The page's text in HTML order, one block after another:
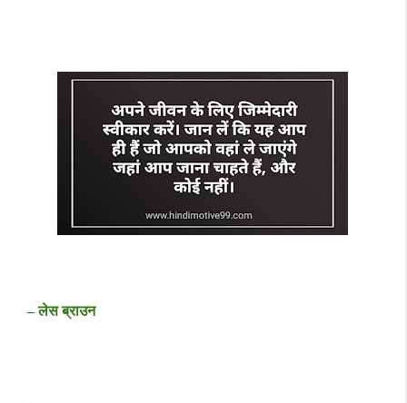
– लेस ब्राउन